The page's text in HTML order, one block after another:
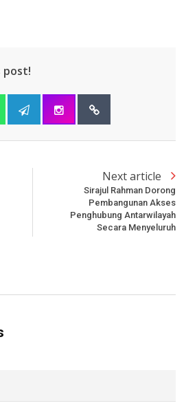
post!
Next article
Sirajul Rahman Dorong
Pembangunan Akses
Penghubung Antarwilayah
Secara Menyeluruh